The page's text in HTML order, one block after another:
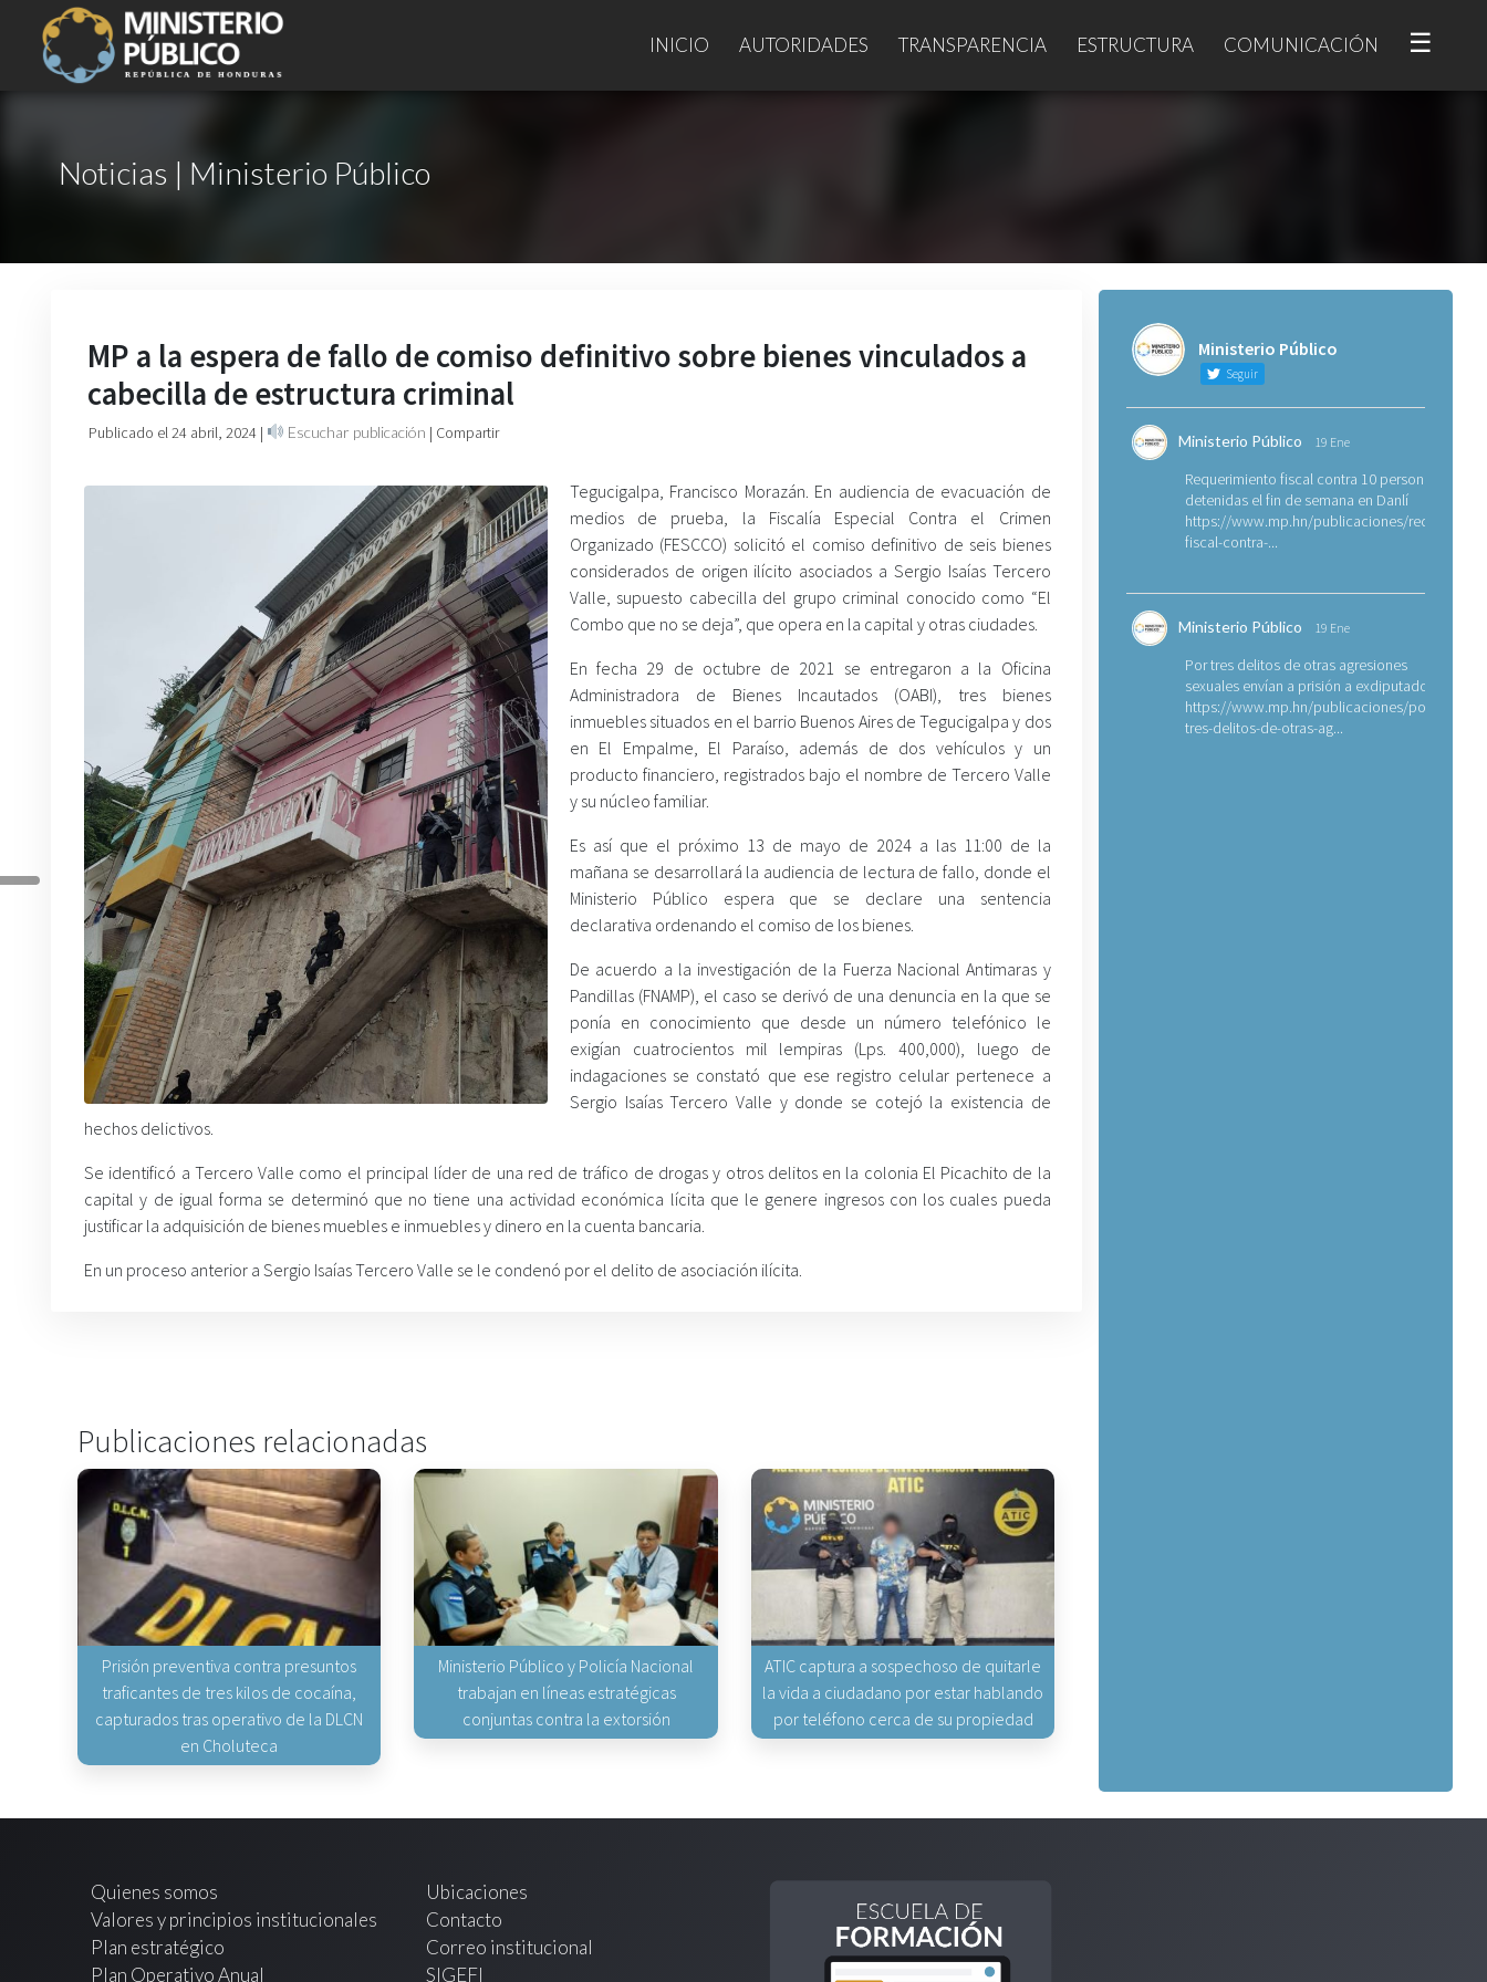
INICIO AUTORIDADES TRANSPARENCIA ESTRUCTURA COMUNICACIÓN ☰
Noticias | Ministerio Público
MP a la espera de fallo de comiso definitivo sobre bienes vinculados a
cabecilla de estructura criminal
Publicado el 24 abril, 2024 | Escuchar publicación | Compartir
Tegucigalpa, Francisco Morazán. En audiencia de evacuación de
medios de prueba, la Fiscalía Especial Contra el Crimen
Organizado (FESCCO) solicitó el comiso definitivo de seis bienes
considerados de origen ilícito asociados a Sergio Isaías Tercero
Valle, supuesto cabecilla del grupo criminal conocido como “El
Combo que no se deja”, que opera en la capital y otras ciudades.
En fecha 29 de octubre de 2021 se entregaron a la Oficina
Administradora de Bienes Incautados (OABI), tres bienes
inmuebles situados en el barrio Buenos Aires de Tegucigalpa y dos
en El Empalme, El Paraíso, además de dos vehículos y un
producto financiero, registrados bajo el nombre de Tercero Valle
y su núcleo familiar.
Es así que el próximo 13 de mayo de 2024 a las 11:00 de la
mañana se desarrollará la audiencia de lectura de fallo, donde el
Ministerio Público espera que se declare una sentencia
declarativa ordenando el comiso de los bienes.
De acuerdo a la investigación de la Fuerza Nacional Antimaras y
Pandillas (FNAMP), el caso se derivó de una denuncia en la que se
ponía en conocimiento que desde un número telefónico le
exigían cuatrocientos mil lempiras (Lps. 400,000), luego de
indagaciones se constató que ese registro celular pertenece a
Sergio Isaías Tercero Valle y donde se cotejó la existencia de
hechos delictivos.
Se identificó a Tercero Valle como el principal líder de una red de tráfico de drogas y otros delitos en la colonia El Picachito de la
capital y de igual forma se determinó que no tiene una actividad económica lícita que le genere ingresos con los cuales pueda
justificar la adquisición de bienes muebles e inmuebles y dinero en la cuenta bancaria.
En un proceso anterior a Sergio Isaías Tercero Valle se le condenó por el delito de asociación ilícita.
Publicaciones relacionadas
Prisión preventiva contra presuntos
traficantes de tres kilos de cocaína,
capturados tras operativo de la DLCN
en Choluteca
Ministerio Público y Policía Nacional
trabajan en líneas estratégicas
conjuntas contra la extorsión
ATIC captura a sospechoso de quitarle
la vida a ciudadano por estar hablando
por teléfono cerca de su propiedad
Ministerio Público
Seguir
Ministerio Público 19 Ene
Requerimiento fiscal contra 10 personas
detenidas el fin de semana en Danlí
https://www.mp.hn/publicaciones/
fiscal-contra-...
Ministerio Público 19 Ene
Por tres delitos de otras agresiones
sexuales envían a prisión a exdiputado
https://www.mp.hn/publicaciones/por-
tres-delitos-de-otras-ag...
Quienes somos
Valores y principios institucionales
Plan estratégico
Plan Operativo Anual
Ubicaciones
Contacto
Correo institucional
SIGEFI